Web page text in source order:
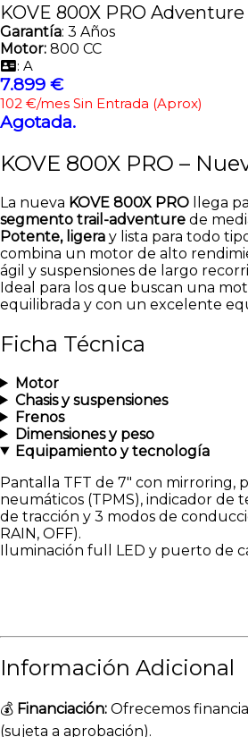
KOVE 800X PRO Adventure
Garantía: 3 Años
Motor: 800 CC
: A
7.899 €
102 €/mes Sin Entrada (Aprox)
Agotada.
KOVE 800X PRO –
La nueva KOVE 800X PRO llega
segmento trail-adventure de
Potente, ligera y lista para todo
combina un motor de alto
ágil y suspensiones de largo
Ideal para los que buscan una
equilibrada y con un excelente
Ficha Técnica
Motor
Chasis y suspensiones
Frenos
Dimensiones y peso
Equipamiento y tecnología
Pantalla TFT de 7″ con mirroring,
neumáticos (TPMS), indicador de
de tracción y 3 modos de
RAIN, OFF).
Iluminación full LED y puerto de
Información Adicional
💰 Financiación: Ofrecemos
(sujeta a aprobación).